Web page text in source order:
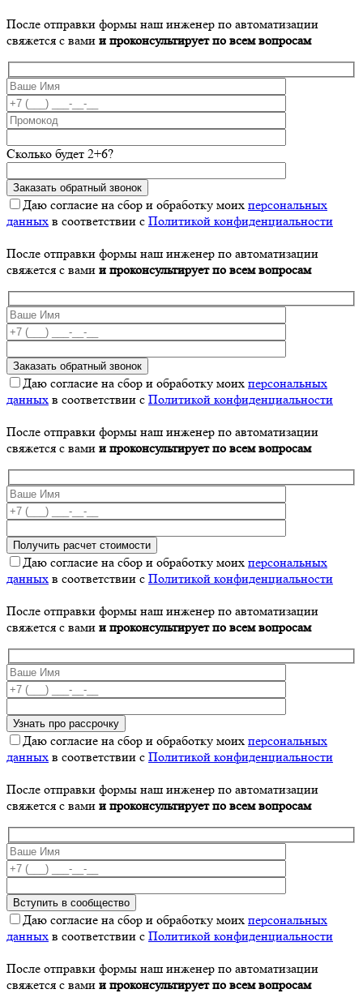
После отправки формы наш инженер по автоматизации
свяжется с вами и проконсультирует по всем вопросам
Сколько будет 2+6?
Даю согласие на сбор и обработку моих персональных
данных в соответствии с Политикой конфиденциальности
После отправки формы наш инженер по автоматизации
свяжется с вами и проконсультирует по всем вопросам
Даю согласие на сбор и обработку моих персональных
данных в соответствии с Политикой конфиденциальности
После отправки формы наш инженер по автоматизации
свяжется с вами и проконсультирует по всем вопросам
Даю согласие на сбор и обработку моих персональных
данных в соответствии с Политикой конфиденциальности
После отправки формы наш инженер по автоматизации
свяжется с вами и проконсультирует по всем вопросам
Даю согласие на сбор и обработку моих персональных
данных в соответствии с Политикой конфиденциальности
После отправки формы наш инженер по автоматизации
свяжется с вами и проконсультирует по всем вопросам
Даю согласие на сбор и обработку моих персональных
данных в соответствии с Политикой конфиденциальности
После отправки формы наш инженер по автоматизации
свяжется с вами и проконсультирует по всем вопросам